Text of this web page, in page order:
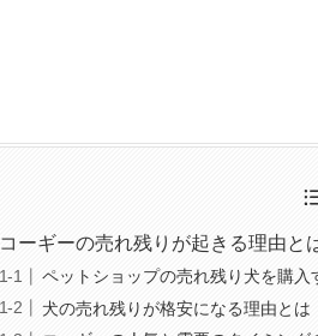
コーギーの売れ残りが起きる理由と
ペットショップの売れ残り犬を購入
犬の売れ残りが格安になる理由とは